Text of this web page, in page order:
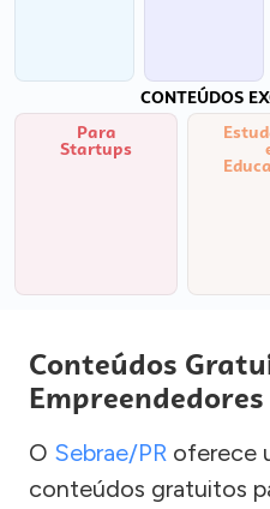
CONTEÚDOS
Para
Startups
Conteúdos
O Sebrae/PR oferece
conteúdos gratuitos